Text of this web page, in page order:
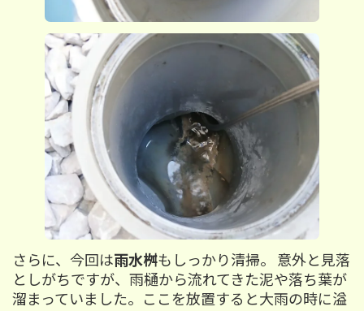
さらに、今回は雨水桝もしっかり清掃。 意外と見落
としがちですが、雨樋から流れてきた泥や落ち葉が
溜まっていました。ここを放置すると大雨の時に溢